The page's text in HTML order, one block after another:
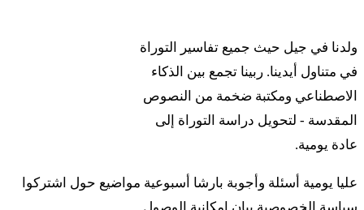
כה
אֵלֶּה מִשְׁפְּחֹת יִשָּׂשכָר לִפְקֻדֵיהֶם אַרְבָּעָה
וְשִׁשִּׁים אֶלֶף וּשְׁלֹשׁ מֵאוֹת׃
ولدنا في جيل حيث جميع تفاسير التوراة
في متناول أيدينا. ربينا تجمع بين الذكاء
الاصطناعي ومكتبة ضخمة من النصوص
المقدسة - لتحويل دراسة التوراة إلى
عادة يومية.
عليا يومية أسئلة وأجوبة بارشا أسبوعية مواضيع حول اشتركوا